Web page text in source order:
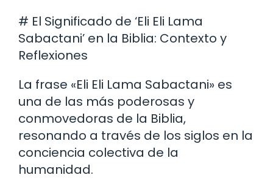
# El Significado de ‘Eli Eli Lama
Sabactani’ en la Biblia: Contexto y
Reflexiones
La frase «Eli Eli Lama Sabactani» es
una de las más poderosas y
conmovedoras de la Biblia,
resonando a través de los siglos en la
conciencia colectiva de la
humanidad.